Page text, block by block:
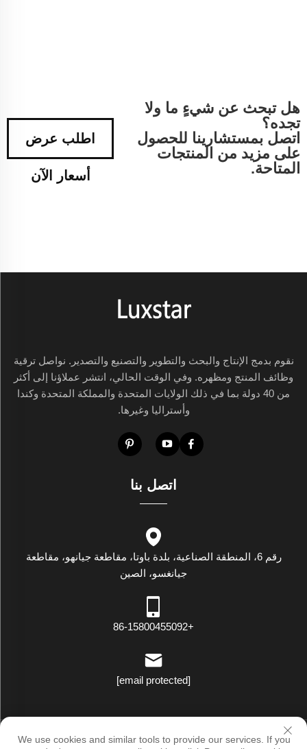
هل تبحث عن شيءٍ ما ولا
تجده؟
اتصل بمستشارينا للحصول
على مزيد من المنتجات
المتاحة.
اطلب عرض
أسعار الآن
نقوم بدمج الإنتاج والبحث والتطوير والتصنيع والتصدير. نواصل ترقية
وظائف المنتج ومظهره. وفي الوقت الحالي، انتشر عملاؤنا إلى أكثر
من 40 دولة بما في ذلك الولايات المتحدة والمملكة المتحدة وكندا
وأستراليا وغيرها.
اتصل بنا
رقم 6، المنطقة الصناعية، بلدة باوتا، مقاطعة جيانهو، مقاطعة
جيانغسو، الصين
+86-15800455092
[email protected]
حقوق النسخ © لوكسستار إندستريال (جيانغسو) كو., لت. جميع الحقوق
We use cookies and similar tools to provide our services. If you